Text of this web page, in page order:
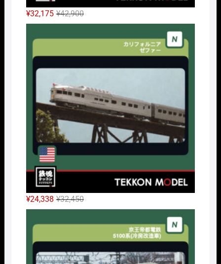
¥42,900元
の
価
で
し
た。
¥32,175
現
在
の
¥32,175
で
す。
¥32,450元
の
価
¥32,450
¥24,338
現
在
の
は